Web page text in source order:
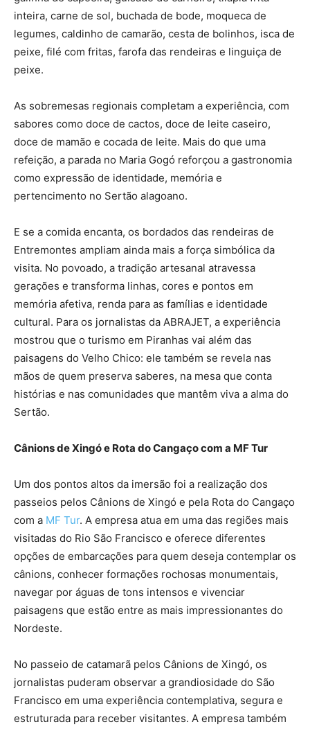
inteira, carne de sol, buchada de bode, moqueca de
legumes, caldinho de camarão, cesta de bolinhos, isca de
peixe, filé com fritas, farofa das rendeiras e linguiça de
peixe.
As sobremesas regionais completam a experiência, com
sabores como doce de cactos, doce de leite caseiro,
doce de mamão e cocada de leite. Mais do que uma
refeição, a parada no Maria Gogó reforçou a gastronomia
como expressão de identidade, memória e
pertencimento no Sertão alagoano.
E se a comida encanta, os bordados das rendeiras de
Entremontes ampliam ainda mais a força simbólica da
visita. No povoado, a tradição artesanal atravessa
gerações e transforma linhas, cores e pontos em
memória afetiva, renda para as famílias e identidade
cultural. Para os jornalistas da ABRAJET, a experiência
mostrou que o turismo em Piranhas vai além das
paisagens do Velho Chico: ele também se revela nas
mãos de quem preserva saberes, na mesa que conta
histórias e nas comunidades que mantêm viva a alma do
Sertão.
Cânions de Xingó e Rota do Cangaço com a MF Tur
Um dos pontos altos da imersão foi a realização dos
passeios pelos Cânions de Xingó e pela Rota do Cangaço
com a MF Tur. A empresa atua em uma das regiões mais
visitadas do Rio São Francisco e oferece diferentes
opções de embarcações para quem deseja contemplar os
cânions, conhecer formações rochosas monumentais,
navegar por águas de tons intensos e vivenciar
paisagens que estão entre as mais impressionantes do
Nordeste.
No passeio de catamarã pelos Cânions de Xingó, os
jornalistas puderam observar a grandiosidade do São
Francisco em uma experiência contemplativa, segura e
estruturada para receber visitantes. A empresa também